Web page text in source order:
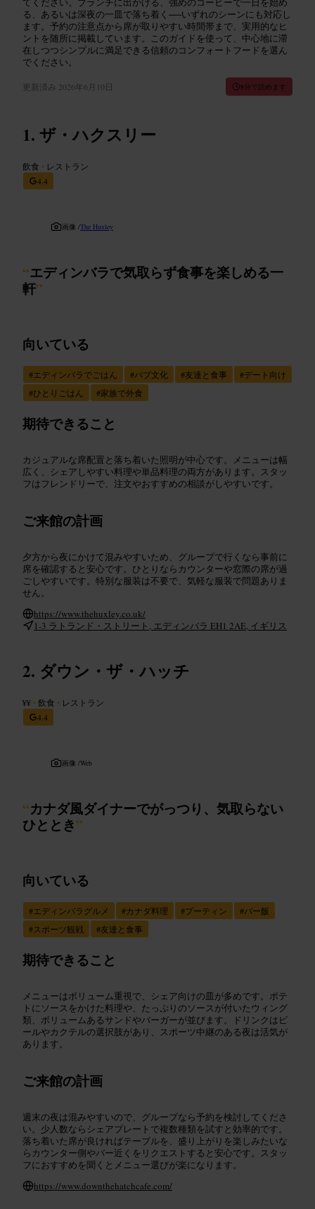
る、あるいは深夜の一皿で落ち着く──いずれのシーンにも対応し
ます。予約の注意点から席が取りやすい時間帯まで、実用的なヒ
ントを随所に掲載しています。このガイドを使って、中心地に滞
在しつつシンプルに満足できる信頼のコンフォートフードを選ん
でください。
更新済み 2026年6月10日 8分で読めます
ザ・ハクスリー
飲食 • レストラン
4.4
画像 /The Huxley
“エディンバラで気取らず食事を楽しめる一
軒”
向いている
#エディンバラでごはん #パブ文化 #友達と食事 #デート向け
#ひとりごはん #家族で外食
期待できること
カジュアルな席配置と落ち着いた照明が中心です。メニューは幅
広く、シェアしやすい料理や単品料理の両方があります。スタッ
フはフレンドリーで、注文やおすすめの相談がしやすいです。
ご来館の計画
夕方から夜にかけて混みやすいため、グループで行くなら事前に
席を確認すると安心です。ひとりならカウンターや窓際の席が過
ごしやすいです。特別な服装は不要で、気軽な服装で問題ありま
せん。
https://www.thehuxley.co.uk/
1-3 ラトランド・ストリート, エディンバラ EH1 2AE, イギリス
ダウン・ザ・ハッチ
¥¥ • 飲食 • レストラン
4.4
画像 /Web
“カナダ風ダイナーでがっつり、気取らない
ひととき”
向いている
#エディンバラグルメ #カナダ料理 #プーティン #バー飯
#スポーツ観戦 #友達と食事
期待できること
メニューはボリューム重視で、シェア向けの皿が多めです。ポテ
トにソースをかけた料理や、たっぷりのソースが付いたウィング
類、ボリュームあるサンドやバーガーが並びます。ドリンクはビ
ールやカクテルの選択肢があり、スポーツ中継のある夜は活気が
あります。
ご来館の計画
週末の夜は混みやすいので、グループなら予約を検討してくださ
い。少人数ならシェアプレートで複数種類を試すと効率的です。
落ち着いた席が良ければテーブルを、盛り上がりを楽しみたいな
らカウンター側やバー近くをリクエストすると安心です。スタッ
フにおすすめを聞くとメニュー選びが楽になります。
https://www.downthehatchcafe.com/